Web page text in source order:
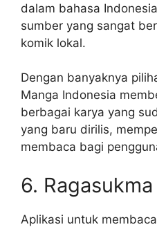
dalam bahasa
sumber yang sangat
komik lokal.
Dengan banyaknya
Manga Indonesia
berbagai karya yang
yang baru dirilis,
membaca bagi
6.
Aplikasi untuk